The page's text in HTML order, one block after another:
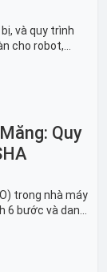
và quy trình
cho robot,
Quy
trong nhà máy
6 bước và danh
nung, máy